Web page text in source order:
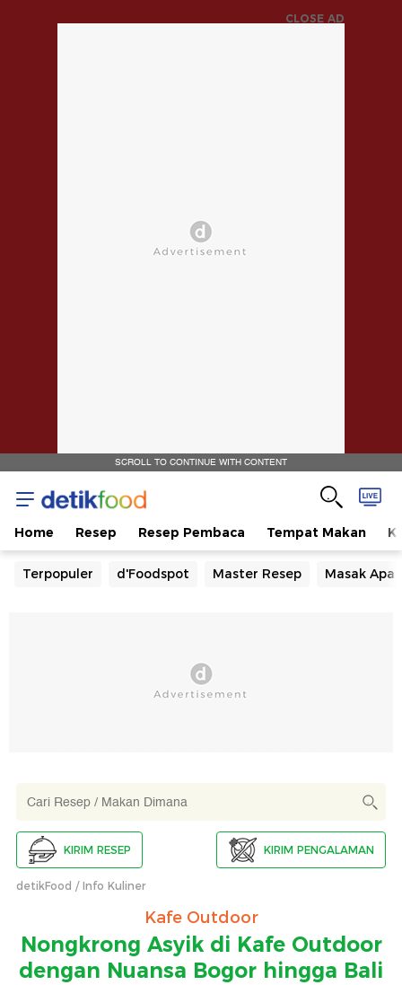
CLOSE AD
SCROLL TO CONTINUE WITH CONTENT
Home Resep Resep Pembaca Tempat Makan
Terpopuler d'Foodspot Master Resep Masak Apa
KIRIM RESEP KIRIM PENGALAMAN
detikFood Info Kuliner
Kafe Outdoor
Nongkrong Asyik di Kafe Outdoor
dengan Nuansa Bogor hingga Bali